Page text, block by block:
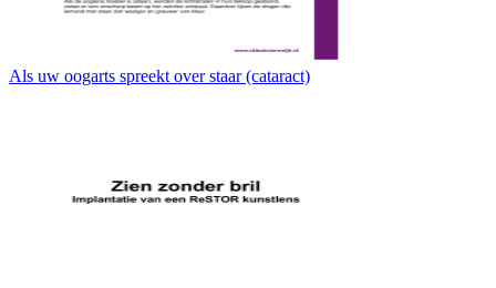
Als uw oogarts spreekt over staar (cataract)